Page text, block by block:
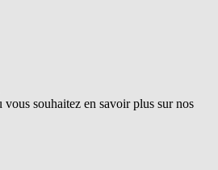
vous souhaitez en savoir plus sur nos